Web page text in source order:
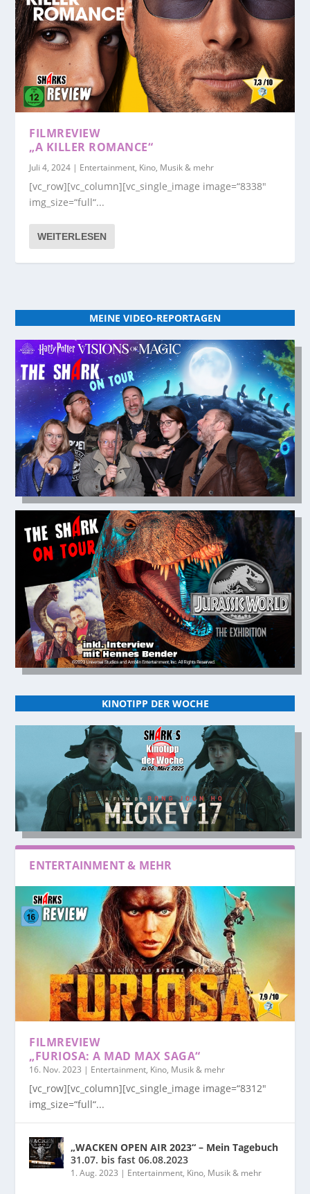
FILMREVIEW
„A KILLER ROMANCE“
Juli 4, 2024 | Entertainment, Kino, Musik & mehr
[vc_row][vc_column][vc_single_image image=“8338″
img_size=“full“...
WEITERLESEN
MEINE VIDEO-REPORTAGEN
KINOTIPP DER WOCHE
ENTERTAINMENT & MEHR
FILMREVIEW
„FURIOSA: A MAD MAX SAGA“
16. Nov. 2023 | Entertainment, Kino, Musik & mehr
[vc_row][vc_column][vc_single_image image=“8312″
img_size=“full“...
„WACKEN OPEN AIR 2023“ – Mein Tagebuch
31.07. bis fast 06.08.2023
1. Aug. 2023 | Entertainment, Kino, Musik & mehr